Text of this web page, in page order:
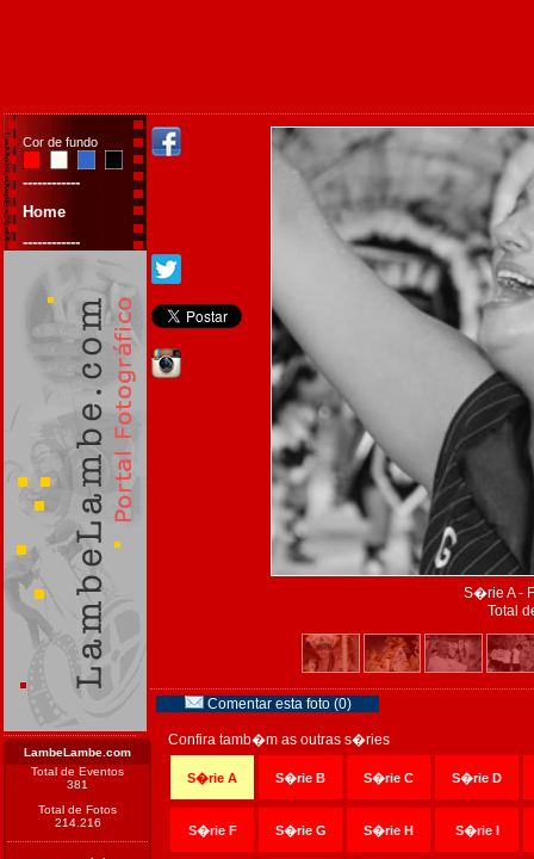
Cor de fundo
------------
Home
------------
LambeLambe.com
Total de Eventos
381
Total de Fotos
214.216
S�rie A -
Total
Comentar esta foto (0)
Confira tamb�m as outras s�ries
S�rie A S�rie B S�rie C S�rie D
S�rie F S�rie G S�rie H S�rie I